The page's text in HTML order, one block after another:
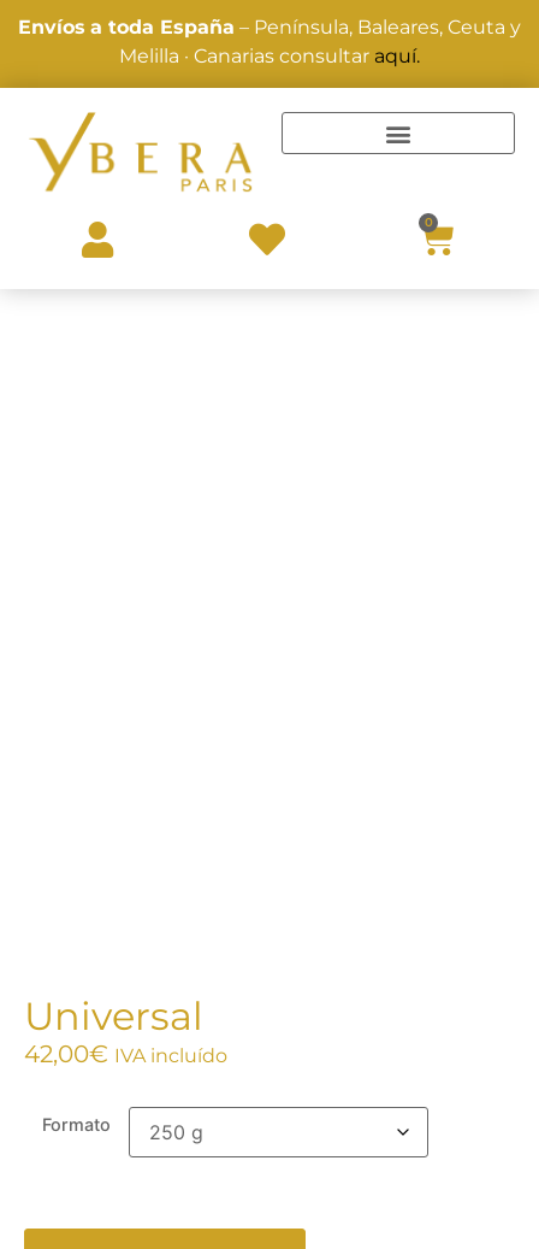
Envíos a toda España – Península, Baleares, Ceuta y
Melilla · Canarias consultar aquí.
0
Universal
42,00€ IVA incluído
Formato